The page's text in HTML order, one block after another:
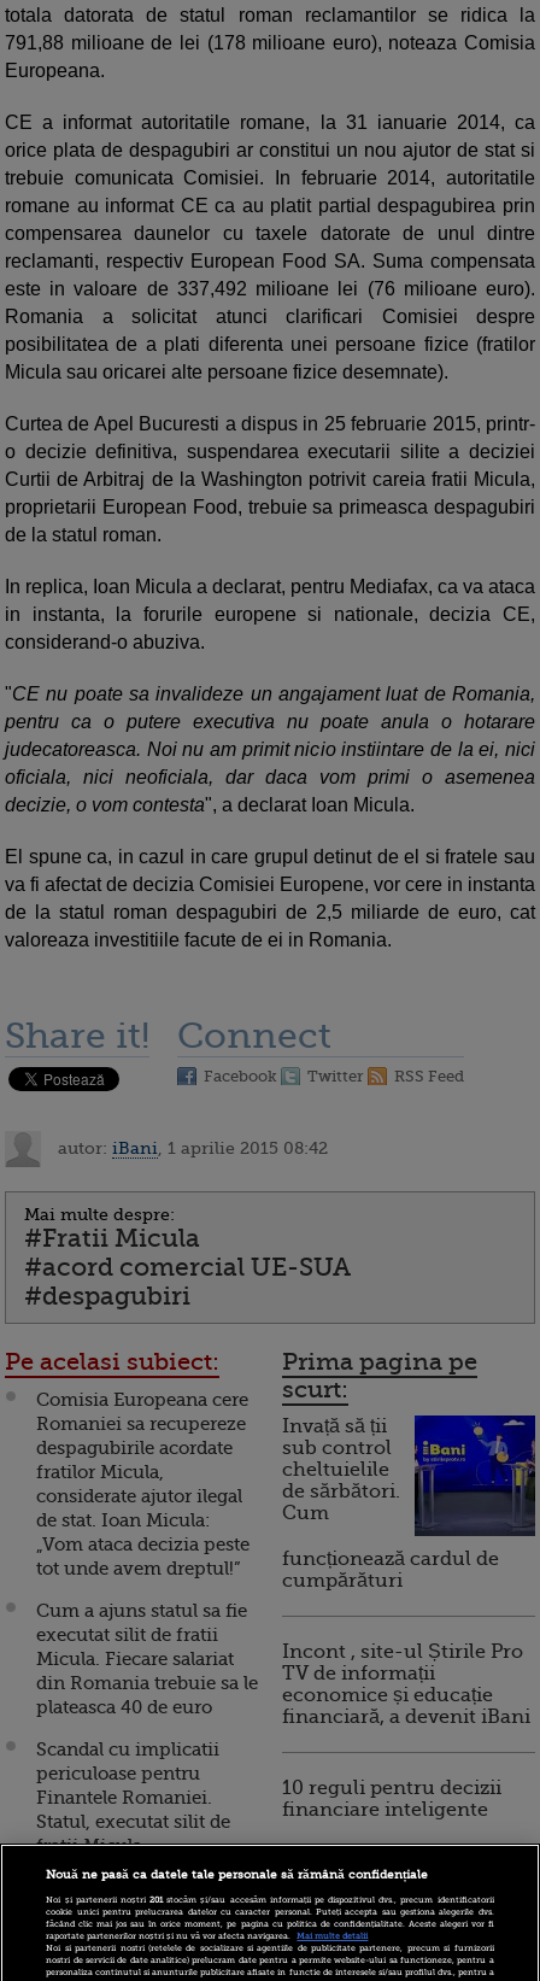
totala datorata de statul roman reclamantilor se ridica la
791,88 milioane de lei (178 milioane euro), noteaza Comisia
Europeana.
CE a informat autoritatile romane, la 31 ianuarie 2014, ca
orice plata de despagubiri ar constitui un nou ajutor de stat si
trebuie comunicata Comisiei. In februarie 2014, autoritatile
romane au informat CE ca au platit partial despagubirea prin
compensarea daunelor cu taxele datorate de unul dintre
reclamanti, respectiv European Food SA. Suma compensata
este in valoare de 337,492 milioane lei (76 milioane euro).
Romania a solicitat atunci clarificari Comisiei despre
posibilitatea de a plati diferenta unei persoane fizice (fratilor
Micula sau oricarei alte persoane fizice desemnate).
Curtea de Apel Bucuresti a dispus in 25 februarie 2015, printr-
o decizie definitiva, suspendarea executarii silite a deciziei
Curtii de Arbitraj de la Washington potrivit careia fratii Micula,
proprietarii European Food, trebuie sa primeasca despagubiri
de la statul roman.
In replica, Ioan Micula a declarat, pentru Mediafax, ca va ataca
in instanta, la forurile europene si nationale, decizia CE,
considerand-o abuziva.
"CE nu poate sa invalideze un angajament luat de Romania,
pentru ca o putere executiva nu poate anula o hotarare
judecatoreasca. Noi nu am primit nicio instiintare de la ei, nici
oficiala, nici neoficiala, dar daca vom primi o asemenea
decizie, o vom contesta", a declarat Ioan Micula.
El spune ca, in cazul in care grupul detinut de el si fratele sau
va fi afectat de decizia Comisiei Europene, vor cere in instanta
de la statul roman despagubiri de 2,5 miliarde de euro, cat
valoreaza investitiile facute de ei in Romania.
Share it! Connect
Facebook Twitter RSS Feed
autor: iBani , 1 aprilie 2015 08:42
Mai multe despre:
#Fratii Micula
#acord comercial UE-SUA
#despagubiri
Pe acelasi subiect:
Comisia Europeana cere
Romaniei sa recupereze
despagubirile acordate
fratilor Micula,
considerate ajutor ilegal
de stat. Ioan Micula:
„Vom ataca decizia peste
tot unde avem dreptul!”
Cum a ajuns statul sa fie
executat silit de fratii
Micula. Fiecare salariat
din Romania trebuie sa le
plateasca 40 de euro
Scandal cu implicatii
periculoase pentru
Finantele Romaniei.
Statul, executat silit de
fratii Micula
premierul Ungariei o da
Europei, dupa vizita lui
Putin la Budapesta.
Prima pagina pe
scurt:
Invață să ții
sub control
cheltuielile
de sărbători.
Cum
funcționează cardul de
cumpărături
Incont , site-ul Știrile Pro
TV de informații
economice și educație
financiară, a devenit iBani
10 reguli pentru decizii
financiare inteligente
Nouă ne pasă ca datele tale personale să rămână confidențiale
Noi și partenerii noștri201stocăm și/sau accesăm informații pe dispozitivul dvs., precum identificatorii
cookie unici pentru prelucrarea datelor cu caracter personal. Puteți accepta sau gestiona alegerile dvs.
făcând clic mai jos sau în orice moment, pe pagina cu politica de confidențialitate. Aceste alegeri vor fi
raportate partenerilor noștri și nu vă vor afecta navigarea.
Mai multe detalii
Noi si partenerii nostri (retelele de socializare si agentiile de publicitate partenere, precum si furnizorii
nostri de servicii de date analitice) prelucram date pentru a permite website-ului sa functioneze, pentru a
personaliza continutul si anunturile publicitare afisate in functie de interesele si/sau profilul dvs., pentru a